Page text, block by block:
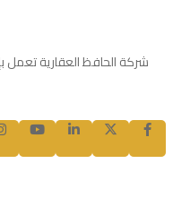
شركة الحافظ العقارية تعمل